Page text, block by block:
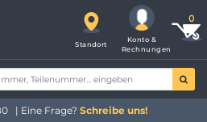
Standort
Konto &
Rechnungen
| Eine Frage? Schreibe uns!